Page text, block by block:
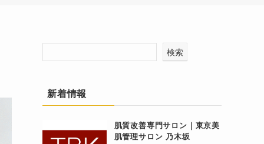
検索
新着情報
肌質改善専門サロン｜東京美
肌管理サロン 乃木坂